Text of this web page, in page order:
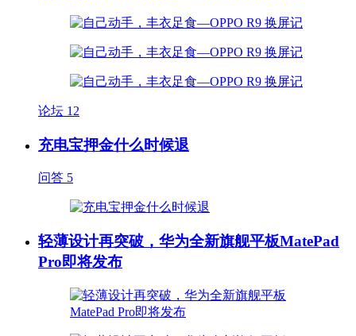
论坛 12
充电宝押金什么时候退
问答 5
轻薄设计再突破，华为全新旗舰平板MatePad
Pro即将发布